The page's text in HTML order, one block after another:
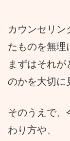
カウンセリン
たものを無理
まずはそれ
のかを大切に
そのうえで、
わり方や、